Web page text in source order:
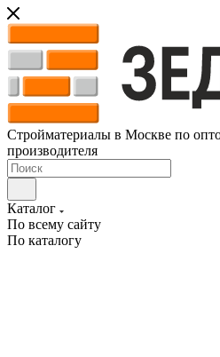
Стройматериалы в Москве по
производителя
Каталог
По всему сайту
По каталогу